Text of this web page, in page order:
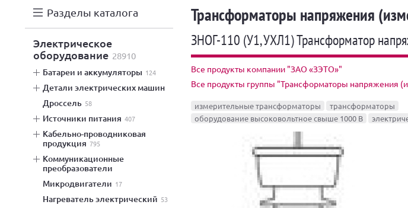
Разделы каталога
электрическое
оборудование 28910
батареи и аккумуляторы 124
детали электрических машин
дроссель 58
источники питания 407
кабельно-проводниковая
продукция 795
коммуникационные
преобразователи
микродвигатели 17
нагреватель электрический 53
Трансформаторы напряжения
ЗНОГ-110 (У1, УХЛ1) Трансформатор
Все продукты компании "ЗАО «ЗЭТО»"
Все продукты группы "Трансформаторы напряжения
измерительные трансформаторы
трансформаторы
оборудование высоковольтное свыше 1000 В